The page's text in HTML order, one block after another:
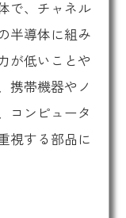
で、チャネル
半導体に組み
が低いことや
携帯機器やノ
コンピュータ
視する部品に